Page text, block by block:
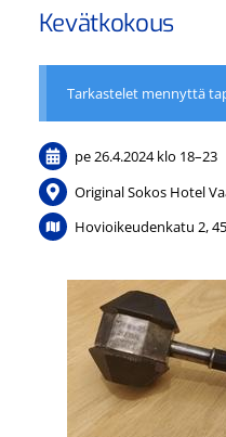
Kevätkokous
Tarkastelet mennyttä
pe 26.4.2024klo 18–23
Original Sokos Hotel
Hovioikeudenkatu 2,